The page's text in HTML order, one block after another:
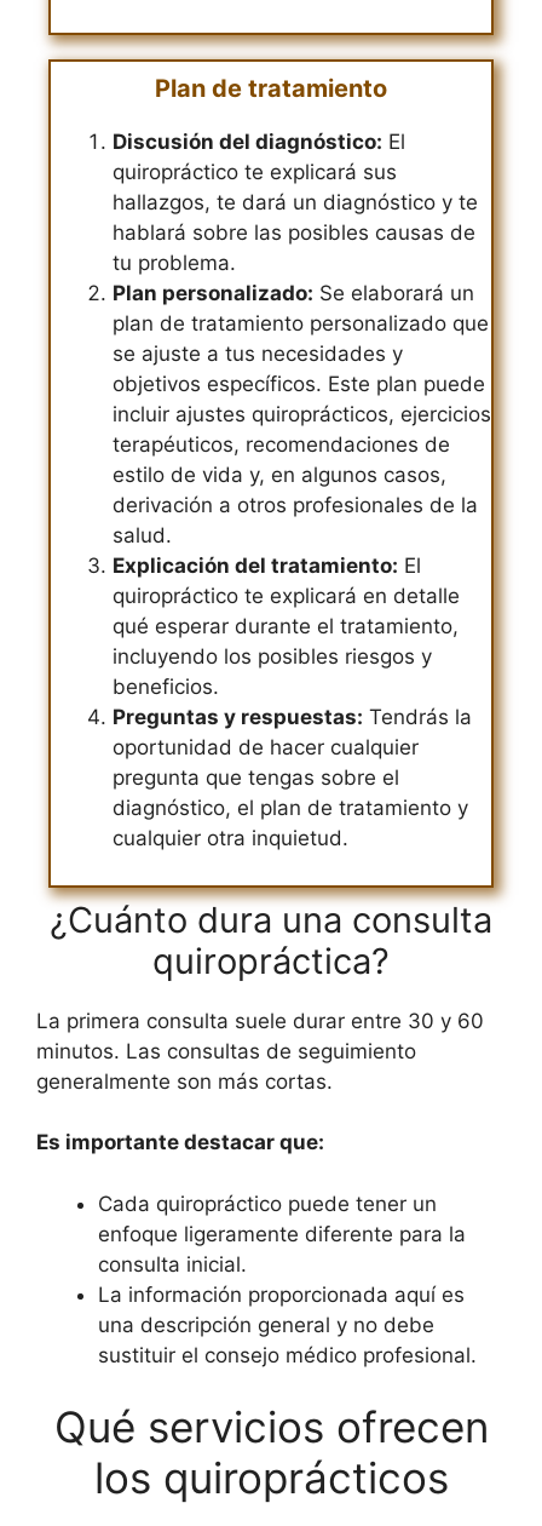
Plan de tratamiento
Discusión del diagnóstico: El
quiropráctico te explicará sus
hallazgos, te dará un diagnóstico y te
hablará sobre las posibles causas de
tu problema.
Plan personalizado: Se elaborará un
plan de tratamiento personalizado que
se ajuste a tus necesidades y
objetivos específicos. Este plan puede
incluir ajustes quiroprácticos, ejercicios
terapéuticos, recomendaciones de
estilo de vida y, en algunos casos,
derivación a otros profesionales de la
salud.
Explicación del tratamiento: El
quiropráctico te explicará en detalle
qué esperar durante el tratamiento,
incluyendo los posibles riesgos y
beneficios.
Preguntas y respuestas: Tendrás la
oportunidad de hacer cualquier
pregunta que tengas sobre el
diagnóstico, el plan de tratamiento y
cualquier otra inquietud.
¿Cuánto dura una consulta
quiropráctica?
La primera consulta suele durar entre 30 y 60
minutos. Las consultas de seguimiento
generalmente son más cortas.
Es importante destacar que:
Cada quiropráctico puede tener un
enfoque ligeramente diferente para la
consulta inicial.
La información proporcionada aquí es
una descripción general y no debe
sustituir el consejo médico profesional.
Qué servicios ofrecen
los quiroprácticos